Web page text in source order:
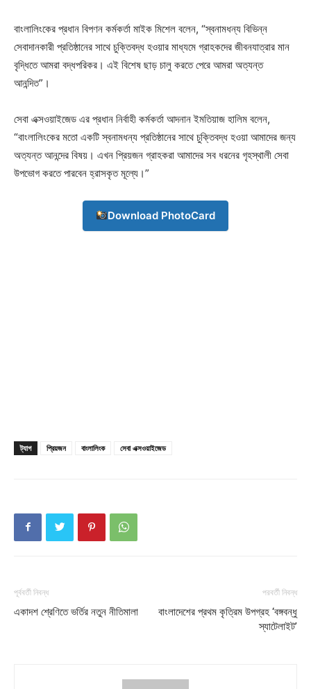
About
Contact us
বাংলালিংকের প্রধান বিপণন কর্মকর্তা মাইক মিশেল বলেন, “স্বনামধন্য বিভিন্ন
সেবাদানকারী প্রতিষ্ঠানের সাথে চুক্তিবদ্ধ হওয়ার মাধ্যমে গ্রাহকদের জীবনযাত্রার মান
বৃদ্ধিতে আমরা বদ্ধপরিকর। এই বিশেষ ছাড় চালু করতে পেরে আমরা অত্যন্ত
আনন্দিত”।
সেবা এক্সওয়াইজেড এর প্রধান নির্বাহী কর্মকর্তা আদনান ইমতিয়াজ হালিম বলেন,
“বাংলালিংকের মতো একটি স্বনামধন্য প্রতিষ্ঠানের সাথে চুক্তিবদ্ধ হওয়া আমাদের জন্য
অত্যন্ত আনন্দের বিষয়। এখন প্রিয়জন গ্রাহকরা আমাদের সব ধরনের গৃহস্থালী সেবা
উপভোগ করতে পারবেন হ্রাসকৃত মূল্যে।”
Download PhotoCard
ট্যাগ প্রিয়জন বাংলালিংক সেবা এক্সওয়াইজেড
পূর্ববর্তী নিবন্ধ
একাদশ শ্রেণিতে ভর্তির নতুন নীতিমালা
পরবর্তী নিবন্ধ
বাংলাদেশের প্রথম কৃত্রিম উপগ্রহ ‘বঙ্গবন্ধু
স্যাটেলাইট’